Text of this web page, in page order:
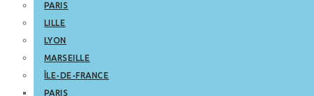
PARIS
LILLE
LYON
MARSEILLE
ÎLE-DE-FRANCE
PARIS